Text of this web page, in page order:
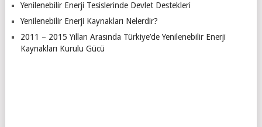
Yenilenebilir Enerji Tesislerinde Devlet Destekleri
Yenilenebilir Enerji Kaynakları Nelerdir?
2011 – 2015 Yılları Arasında Türkiye’de Yenilenebilir Enerji
Kaynakları Kurulu Gücü